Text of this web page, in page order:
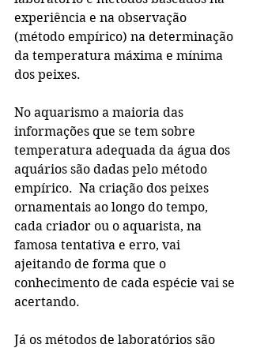
experiência e na observação
(método empírico) na determinação
da temperatura máxima e mínima
dos peixes.
No aquarismo a maioria das
informações que se tem sobre
temperatura adequada da água dos
aquários são dadas pelo método
empírico.  Na criação dos peixes
ornamentais ao longo do tempo,
cada criador ou o aquarista, na
famosa tentativa e erro, vai
ajeitando de forma que o
conhecimento de cada espécie vai se
acertando.
Já os métodos de laboratórios são